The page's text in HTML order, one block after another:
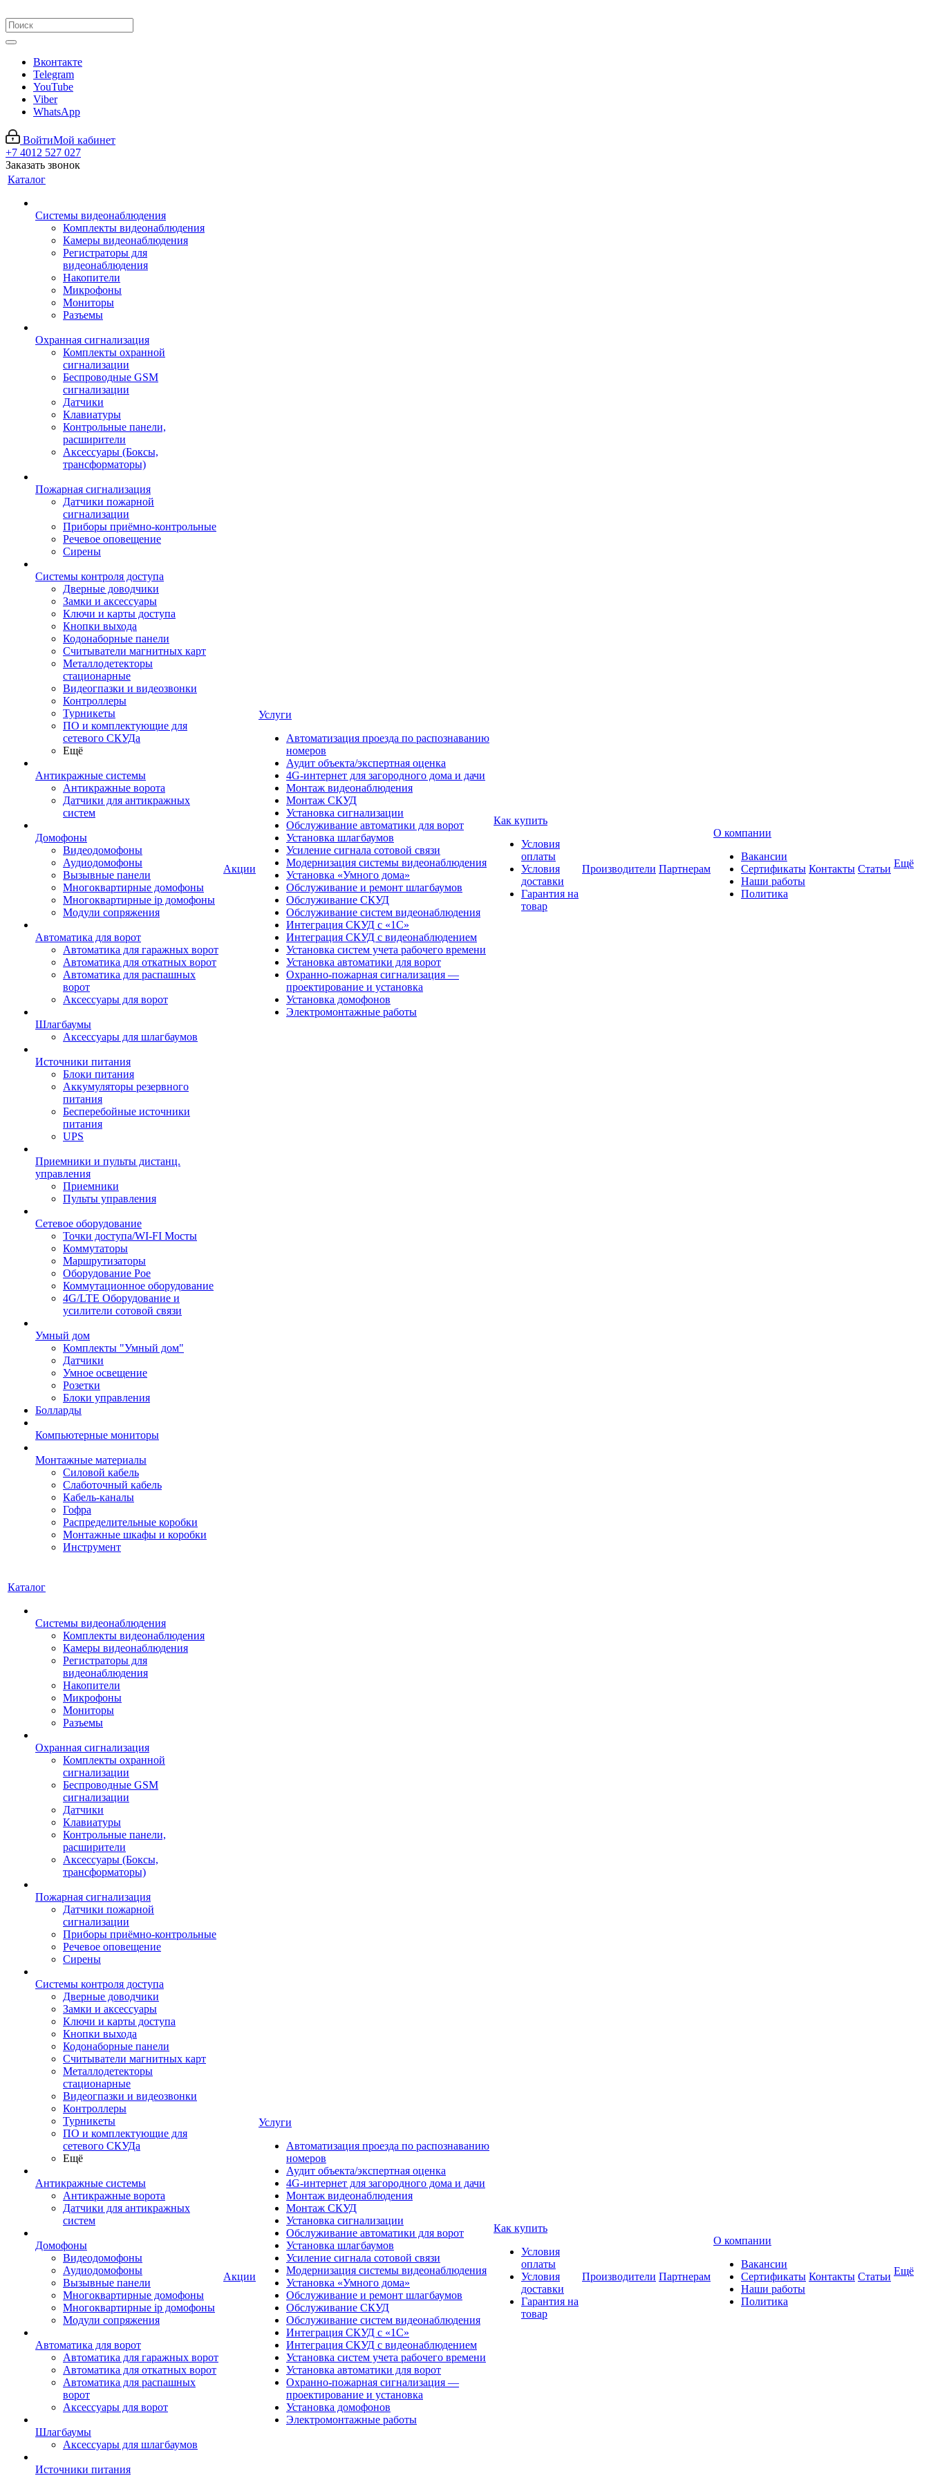
Вконтакте
Telegram
YouTube
Viber
WhatsApp
ВойтиМой кабинет
+7 4012 527 027
Заказать звонок
Каталог
Системы видеонаблюдения
Комплекты видеонаблюдения
Камеры видеонаблюдения
Регистраторы для
видеонаблюдения
Накопители
Микрофоны
Мониторы
Разъемы
Охранная сигнализация
Комплекты охранной
сигнализации
Беспроводные GSM
сигнализации
Датчики
Клавиатуры
Контрольные панели,
расширители
Аксессуары (Боксы,
трансформаторы)
Пожарная сигнализация
Датчики пожарной
сигнализации
Приборы приёмно-контрольные
Речевое оповещение
Сирены
Системы контроля доступа
Дверные доводчики
Замки и аксессуары
Ключи и карты доступа
Кнопки выхода
Кодонаборные панели
Считыватели магнитных карт
Металлодетекторы
стационарные
Видеогпазки и видеозвонки
Контроллеры
Турникеты
ПО и комплектующие для
сетевого СКУДа
Ещё
Антикражные системы
Антикражные ворота
Датчики для антикражных
систем
Домофоны
Видеодомофоны
Аудиодомофоны
Вызывные панели
Многоквартирные домофоны
Многоквартирные ip домофоны
Модули сопряжения
Автоматика для ворот
Автоматика для гаражных ворот
Автоматика для откатных ворот
Автоматика для распашных
ворот
Аксессуары для ворот
Шлагбаумы
Аксессуары для шлагбаумов
Источники питания
Блоки питания
Аккумуляторы резервного
питания
Бесперебойные источники
питания
UPS
Приемники и пульты дистанц.
управления
Приемники
Пульты управления
Сетевое оборудование
Точки доступа/WI-FI Мосты
Коммутаторы
Маршрутизаторы
Оборудование Poe
Коммутационное оборудование
4G/LTE Оборудование и
усилители сотовой связи
Умный дом
Комплекты "Умный дом"
Датчики
Умное освещение
Розетки
Блоки управления
Болларды
Компьютерные мониторы
Монтажные материалы
Силовой кабель
Слаботочный кабель
Кабель-каналы
Гофра
Распределительные коробки
Монтажные шкафы и коробки
Инструмент
Акции
Услуги
Автоматизация проезда по распознаванию
номеров
Аудит объекта/экспертная оценка
4G-интернет для загородного дома и дачи
Монтаж видеонаблюдения
Монтаж СКУД
Установка сигнализации
Обслуживание автоматики для ворот
Установка шлагбаумов
Усиление сигнала сотовой связи
Модернизация системы видеонаблюдения
Установка «Умного дома»
Обслуживание и ремонт шлагбаумов
Обслуживание СКУД
Обслуживание систем видеонаблюдения
Интеграция СКУД с «1С»
Интеграция СКУД с видеонаблюдением
Установка систем учета рабочего времени
Установка автоматики для ворот
Охранно-пожарная сигнализация —
проектирование и установка
Установка домофонов
Электромонтажные работы
Как купить
Условия
оплаты
Условия
доставки
Гарантия на
товар
Производители Партнерам
О компании
Вакансии
Сертификаты
Наши работы
Политика
Контакты Статьи Ещё
Каталог
Системы видеонаблюдения
Комплекты видеонаблюдения
Камеры видеонаблюдения
Регистраторы для
видеонаблюдения
Накопители
Микрофоны
Мониторы
Разъемы
Охранная сигнализация
Комплекты охранной
сигнализации
Беспроводные GSM
сигнализации
Датчики
Клавиатуры
Контрольные панели,
расширители
Аксессуары (Боксы,
трансформаторы)
Пожарная сигнализация
Датчики пожарной
сигнализации
Приборы приёмно-контрольные
Речевое оповещение
Сирены
Системы контроля доступа
Дверные доводчики
Замки и аксессуары
Ключи и карты доступа
Кнопки выхода
Кодонаборные панели
Считыватели магнитных карт
Металлодетекторы
стационарные
Видеогпазки и видеозвонки
Контроллеры
Турникеты
ПО и комплектующие для
сетевого СКУДа
Ещё
Антикражные системы
Антикражные ворота
Датчики для антикражных
систем
Домофоны
Видеодомофоны
Аудиодомофоны
Вызывные панели
Многоквартирные домофоны
Многоквартирные ip домофоны
Модули сопряжения
Автоматика для ворот
Автоматика для гаражных ворот
Автоматика для откатных ворот
Автоматика для распашных
ворот
Аксессуары для ворот
Шлагбаумы
Аксессуары для шлагбаумов
Источники питания
Акции
Услуги
Автоматизация проезда по распознаванию
номеров
Аудит объекта/экспертная оценка
4G-интернет для загородного дома и дачи
Монтаж видеонаблюдения
Монтаж СКУД
Установка сигнализации
Обслуживание автоматики для ворот
Установка шлагбаумов
Усиление сигнала сотовой связи
Модернизация системы видеонаблюдения
Установка «Умного дома»
Обслуживание и ремонт шлагбаумов
Обслуживание СКУД
Обслуживание систем видеонаблюдения
Интеграция СКУД с «1С»
Интеграция СКУД с видеонаблюдением
Установка систем учета рабочего времени
Установка автоматики для ворот
Охранно-пожарная сигнализация —
проектирование и установка
Установка домофонов
Электромонтажные работы
Как купить
Условия
оплаты
Условия
доставки
Гарантия на
товар
Производители Партнерам
О компании
Вакансии
Сертификаты
Наши работы
Политика
Контакты Статьи Ещё